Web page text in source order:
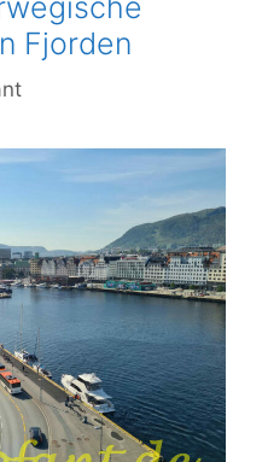
Fjorden